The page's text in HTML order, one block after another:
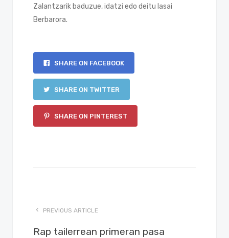
Zalantzarik baduzue, idatzi edo deitu lasai
Berbarora.
SHARE ON FACEBOOK
SHARE ON TWITTER
SHARE ON PINTEREST
PREVIOUS ARTICLE
Rap tailerrean primeran pasa